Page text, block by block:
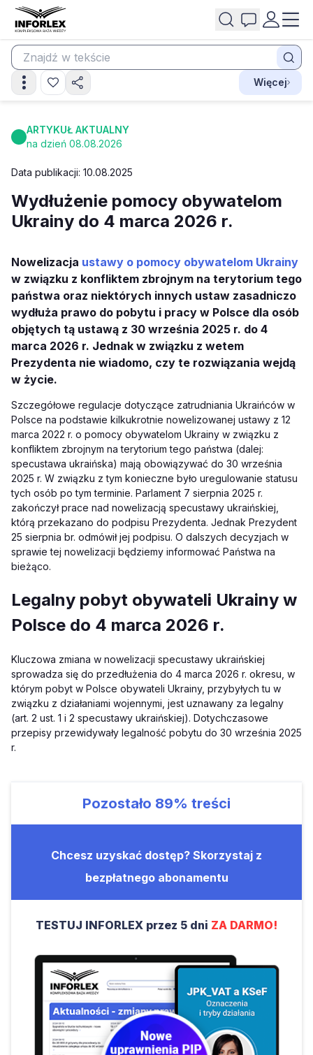
Więcej
ARTYKUŁ AKTUALNY
na dzień 08.08.2026
Data publikacji: 10.08.2025
Wydłużenie pomocy obywatelom
Ukrainy do 4 marca 2026 r.
Nowelizacja ustawy o pomocy obywatelom Ukrainy
w związku z konfliktem zbrojnym na terytorium tego
państwa oraz niektórych innych ustaw zasadniczo
wydłuża prawo do pobytu i pracy w Polsce dla osób
objętych tą ustawą z 30 września 2025 r. do 4
marca 2026 r. Jednak w związku z wetem
Prezydenta nie wiadomo, czy te rozwiązania wejdą
w życie.
Szczegółowe regulacje dotyczące zatrudniania Ukraińców w
Polsce na podstawie kilkukrotnie nowelizowanej ustawy z 12
marca 2022 r. o pomocy obywatelom Ukrainy w związku z
konfliktem zbrojnym na terytorium tego państwa (dalej:
specustawa ukraińska) mają obowiązywać do 30 września
2025 r. W związku z tym konieczne było uregulowanie statusu
tych osób po tym terminie. Parlament 7 sierpnia 2025 r.
zakończył prace nad nowelizacją specustawy ukraińskiej,
którą przekazano do podpisu Prezydenta. Jednak Prezydent
25 sierpnia br. odmówił jej podpisu. O dalszych decyzjach w
sprawie tej nowelizacji będziemy informować Państwa na
bieżąco.
Legalny pobyt obywateli Ukrainy w
Polsce do 4 marca 2026 r.
Kluczowa zmiana w nowelizacji specustawy ukraińskiej
sprowadza się do przedłużenia do 4 marca 2026 r. okresu, w
którym pobyt w Polsce obywateli Ukrainy, przybyłych tu w
związku z działaniami wojennymi, jest uznawany za legalny
(art. 2 ust. 1 i 2 specustawy ukraińskiej). Dotychczasowe
przepisy przewidywały legalność pobytu do 30 września 2025
r.
Pozostało 89% treści
Chcesz uzyskać dostęp? Skorzystaj z
bezpłatnego abonamentu
TESTUJ INFORLEX przez 5 dni ZA DARMO!